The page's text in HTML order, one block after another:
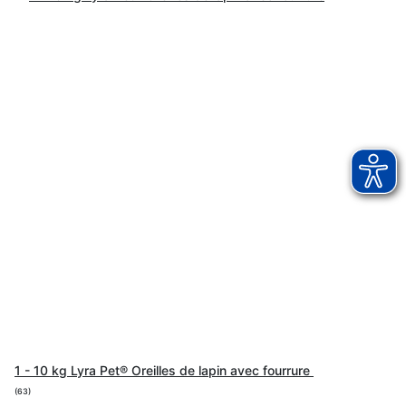
1 - 10 kg Lyra Pet® Oreilles de lapin avec fourrure
(63)